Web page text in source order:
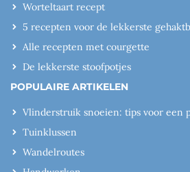
Worteltaart recept
5 recepten voor de lekkerste
Alle recepten met courgette
De lekkerste stoofpotjes
POPULAIRE ARTIKELEN
Vlinderstruik snoeien: tips voor een
Tuinklussen
Wandelroutes